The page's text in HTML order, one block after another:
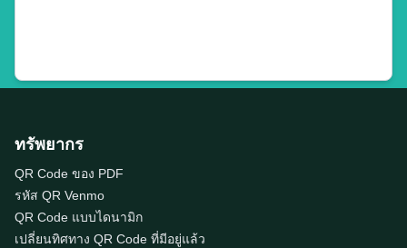
ทรัพยากร
QR Code ของ PDF
รหัส QR Venmo
QR Code แบบไดนามิก
เปลี่ยนทิศทาง QR Code ที่มีอยู่แล้ว